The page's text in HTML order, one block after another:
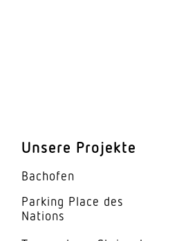
4000 K
SDCM3
80-89
Unsere Projekte
Bachofen
Parking Place des
Nations